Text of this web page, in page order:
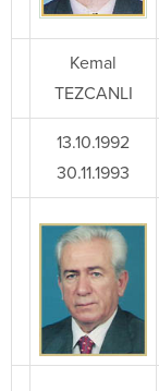
Kemal
TEZCANLI
13.10.1992
30.11.1993